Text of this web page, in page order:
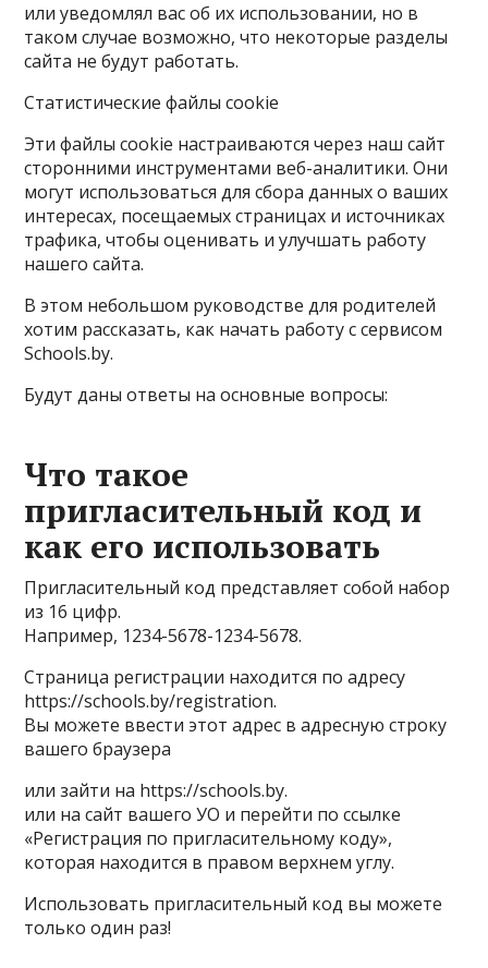
или уведомлял вас об их использовании, но в
таком случае возможно, что некоторые разделы
сайта не будут работать.
Статистические файлы cookie
Эти файлы cookie настраиваются через наш сайт
сторонними инструментами веб-аналитики. Они
могут использоваться для сбора данных о ваших
интересах, посещаемых страницах и источниках
трафика, чтобы оценивать и улучшать работу
нашего сайта.
В этом небольшом руководстве для родителей
хотим рассказать, как начать работу с сервисом
Schools.by.
Будут даны ответы на основные вопросы:
Что такое
пригласительный код и
как его использовать
Пригласительный код представляет собой набор
из 16 цифр.
Например, 1234-5678-1234-5678.
Страница регистрации находится по адресу
https://schools.by/registration.
Вы можете ввести этот адрес в адресную строку
вашего браузера
или зайти на https://schools.by.
или на сайт вашего УО и перейти по ссылке
«Регистрация по пригласительному коду»,
которая находится в правом верхнем углу.
Использовать пригласительный код вы можете
только один раз!